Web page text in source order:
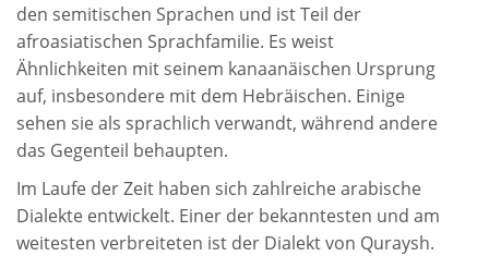
den semitischen Sprachen und ist Teil der
afroasiatischen Sprachfamilie. Es weist
Ähnlichkeiten mit seinem kanaanäischen Ursprung
auf, insbesondere mit dem Hebräischen. Einige
sehen sie als sprachlich verwandt, während andere
das Gegenteil behaupten.
Im Laufe der Zeit haben sich zahlreiche arabische
Dialekte entwickelt. Einer der bekanntesten und am
weitesten verbreiteten ist der Dialekt von Quraysh.